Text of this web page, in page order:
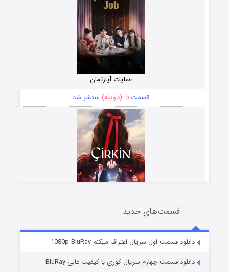
عملیات آپارتمان
قسمت5 (دوبله) منتشر شد
سریال زشت
قسمت2 (زیرنویس) منتشر شد
قسمت‌های جدید
دانلود قسمت اول سریال اعتراف میکنم 1080p BluRay
دانلود قسمت چهارم سریال کوری با کیفیت عالی BluRay